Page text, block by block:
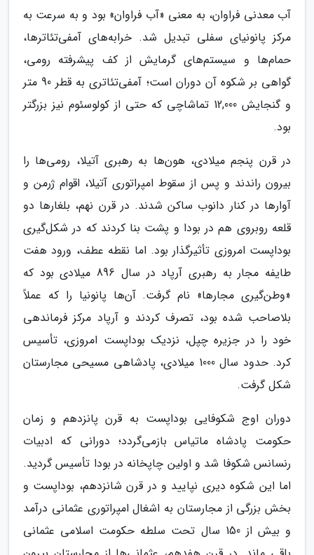
آب معدنی فراوان، به معنی «آب فراوان» بود و به سرعت به
مرکز پانونیای سفلی تبدیل شد. خرابه‌های آمفی‌تئاترها،
حمام‌ها و سیستم‌های گرمایش از کف پیشرفته رومی،
گواهی بر شکوه آن دوران است؛ آمفی‌تئاتری به قطر 90 متر
و گنجایش 12,000 تماشاچی که حتی از کولوسئوم نیز بزرگتر
بود.
در قرن پنجم میلادی، هون‌ها به رهبری آتیلا، رومی‌ها را
بیرون راندند و پس از سقوط امپراتوری آتیلا، اقوام ژرمن و
آوارها در کنار دانوب ساکن شدند. در قرن نهم، بلغارها دو
قلعه روبروی هم در بودا و پشت بنا کردند که در شکل‌گیری
بوداپست امروزی تأثیرگذار بود. اما نقطه عطف، ورود هفت
طایفه مجار به رهبری آرپاد در سال 896 میلادی بود که
«وطن‌گیری مجارها» نام گرفت. آن‌ها پانونیا را که عملاً
بلاصاحب شده بود، تصرف کردند و آرپاد مرکز فرماندهی
خود را در جزیره چپل، نزدیک بوداپست امروزی، تأسیس
کرد. حدود سال 1000 میلادی، پادشاهی مسیحی مجارستان
شکل گرفت.
دوران اوج شکوفایی بوداپست به قرن پانزدهم و زمان
حکومت پادشاه ماتیاس بازمی‌گردد؛ دورانی که ادبیات
رنسانس شکوفا شد و اولین چاپخانه در بودا تأسیس گردید.
اما این شکوه دیری نپایید و در قرن شانزدهم، بوداپست و
بخش بزرگی از مجارستان به اشغال امپراتوری عثمانی درآمد
و بیش از 150 سال تحت سلطه حکومت اسلامی عثمانی